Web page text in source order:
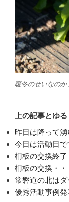
暖冬のせいなのか
上の記事とゆ
昨日は降って湧
今日は活動日で
柵板の交換終了
柵板の交換・・
常磐道の北は
優秀活動事例発